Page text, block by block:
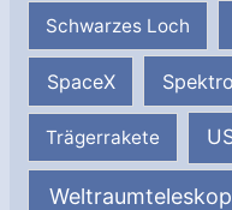
Schwarzes Loch
SpaceX
Trägerrakete
Weltraumteleskop